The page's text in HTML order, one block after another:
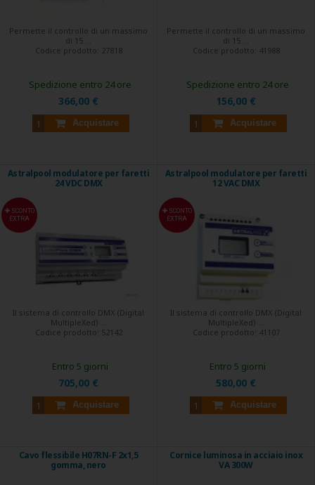
Permette il controllo di un massimo
di 15 ...
Codice prodotto: 27818
366,00 €
Acquistare
Spedizione entro 24 ore
Permette il controllo di un massimo
di 15 ...
Codice prodotto: 41988
156,00 €
Acquistare
Spedizione entro 24 ore
Astralpool modulatore per faretti
24 VDC DMX
SCONTO
EXTRA
Il sistema di controllo DMX (Digital
MultipleXed) ...
Codice prodotto: 52142
705,00 €
Acquistare
Entro 5 giorni
Astralpool modulatore per faretti
12 VAC DMX
SCONTO
EXTRA
Il sistema di controllo DMX (Digital
MultipleXed) ...
Codice prodotto: 41107
580,00 €
Acquistare
Entro 5 giorni
Cavo flessibile H07RN-F 2x1,5
gomma, nero
Cornice luminosa in acciaio inox
VA 300W